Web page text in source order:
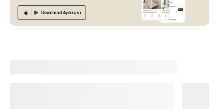
Download Aplikasi